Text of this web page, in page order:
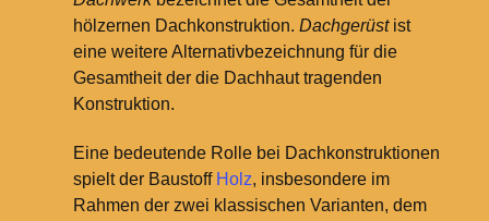
hölzernen Dachkonstruktion. Dachgerüstist
eine weitere Alternativbezeichnung für die
Gesamtheit der die Dachhaut tragenden
Konstruktion.
Eine bedeutende Rolle bei Dachkonstruktionen
spielt der Baustoff Holz, insbesondere im
Rahmen der zwei klassischen Varianten, dem